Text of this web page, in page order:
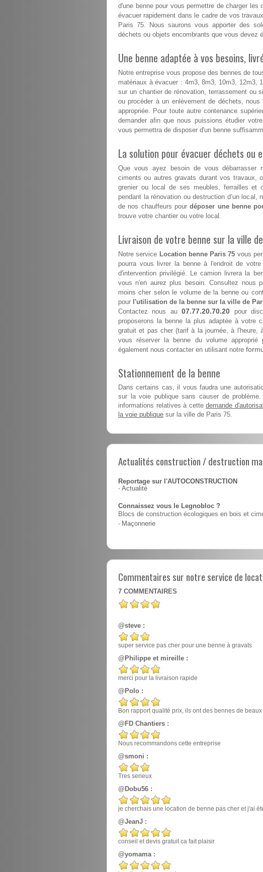
d'une benne pour vous permettre de charger
évacuer rapidement dans le cadre de vos
Paris 75. Nous saurons vous apporter des
déchets ou objets encombrants que vous devez
Une benne adaptée à vos besoins,
Notre entreprise vous propose des bennes de
matériaux à évacuer : 4m3, 8m3, 10m3, 12m3,
sur un chantier de rénovation, terrassement ou
ou procéder à un enlèvement de déchets,
appropriée. Pour toute autre contenance
demander afin que nous puissions étudier
vous permettra de disposer d'un benne
La solution pour évacuer déchets ou
Que vous ayez besoin de vous débarrasser
ciments ou autres gravats durant vos travaux,
grenier ou local de ses meubles, ferrailles et
pendant la rénovation ou destruction d’un local,
de nos chauffeurs pourdéposer une benne
trouve votre chantier ou votre local.
Livraison de votre benne sur la ville
Notre service Location benne Paris 75 vous
pourra vous livrer la benne à l'endroit de
d'intervention privilégié. Le camion livrera la
vous n'en aurez plus besoin. Consultez nous
moins cher selon le volume de la benne ou
pour l'utilisation de la benne sur la ville de
Contactez nous au07.77.20.70.20 pour
proposerons la benne la plus adaptée à votre
gratuit et pas cher (tarif à la journée, à l'heure,
vous réserver la benne du volume
également nous contacter en utilisant notre
Stationnement de la benne
Dans certains cas, il vous faudra une
sur la voie publique sans causer de
informations relatives à cettedemande
la voie publique sur la ville de Paris 75.
Actualités construction / destruction
Reportage sur l'AUTOCONSTRUCTION
- Actualité
Connaissez vous le Legnobloc ?
Blocs de construction écologiques en bois et
- Maçonnerie
Commentaires sur notre service de
7 COMMENTAIRES
@steve :
super service pas cher pour une benne à gravats
@Philippe et mireille :
merci pour la livraison rapide
@Polo :
Bon rapport qualité prix, ils ont des bennes de
@FD Chantiers :
Nous recommandons cette entreprise
@smoni :
Tres serieux
@Dobu56 :
je cherchais une location de benne pas cher et j'ai
@JeanJ :
conseil et devis gratuit ca fait plaisir
@yomama :